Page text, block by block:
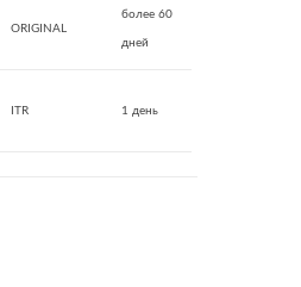
ORIGINAL
более 60
дней
ITR 1 день